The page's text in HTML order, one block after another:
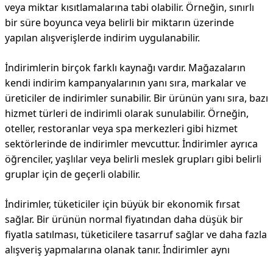
veya miktar kısıtlamalarına tabi olabilir. Örneğin, sınırlı
bir süre boyunca veya belirli bir miktarın üzerinde
yapılan alışverişlerde indirim uygulanabilir.
İndirimlerin birçok farklı kaynağı vardır. Mağazaların
kendi indirim kampanyalarının yanı sıra, markalar ve
üreticiler de indirimler sunabilir. Bir ürünün yanı sıra, bazı
hizmet türleri de indirimli olarak sunulabilir. Örneğin,
oteller, restoranlar veya spa merkezleri gibi hizmet
sektörlerinde de indirimler mevcuttur. İndirimler ayrıca
öğrenciler, yaşlılar veya belirli meslek grupları gibi belirli
gruplar için de geçerli olabilir.
İndirimler, tüketiciler için büyük bir ekonomik fırsat
sağlar. Bir ürünün normal fiyatından daha düşük bir
fiyatla satılması, tüketicilere tasarruf sağlar ve daha fazla
alışveriş yapmalarına olanak tanır. İndirimler aynı